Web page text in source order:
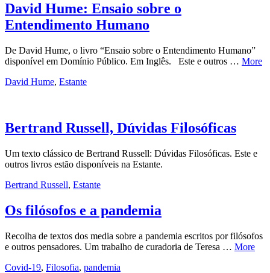
David Hume: Ensaio sobre o
Entendimento Humano
De David Hume, o livro “Ensaio sobre o Entendimento Humano”
disponível em Domínio Público. Em Inglês. Este e outros … More
David Hume, Estante
Bertrand Russell, Dúvidas Filosóficas
Um texto clássico de Bertrand Russell: Dúvidas Filosóficas. Este e
outros livros estão disponíveis na Estante.
Bertrand Russell, Estante
Os filósofos e a pandemia
Recolha de textos dos media sobre a pandemia escritos por filósofos
e outros pensadores. Um trabalho de curadoria de Teresa … More
Covid-19, Filosofia, pandemia